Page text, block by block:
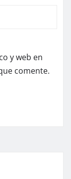
y web en
comente.